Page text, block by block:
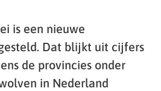
is een nieuwe
Dat blijkt uit cijfers
de provincies onder
in Nederland